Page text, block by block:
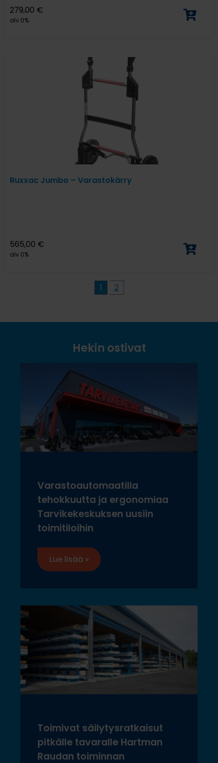
279,00 €
alv 0%
Ruxxac Jumbo – Varastokärry
565,00 €
alv 0%
1 2
Hekin ostivat
Varastoautomaatilla
tehokkuutta ja ergonomiaa
Tarvikekeskuksen uusiin
toimitiloihin
Lue lisää »
Toimivat säilytysratkaisut
pitkälle tavaralle Hartman
Raudan toiminnan